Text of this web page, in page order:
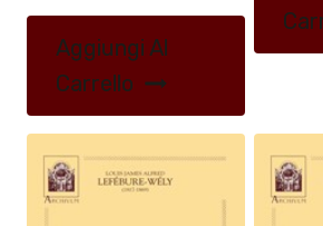
Aggiungi Al
Carrello